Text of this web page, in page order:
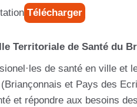
Télécharger
Territoriale de Santé du
de santé en ville
et Pays des
et répondre aux besoins